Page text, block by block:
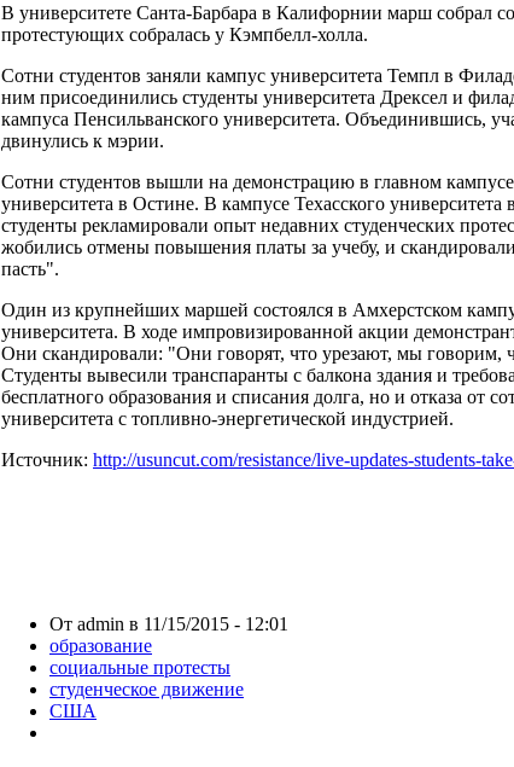
В университете Санта-Барбара в Калифорнии марш собрал
протестующих собралась у Кэмпбелл-холла.
Сотни студентов заняли кампус университета Темпл в
ним присоединились студенты университета Дрексел и
кампуса Пенсильванского университета. Объединившись,
двинулись к мэрии.
Сотни студентов вышли на демонстрацию в главном кампусе
университета в Остине. В кампусе Техасского
студенты рекламировали опыт недавних студенческих
жобились отмены повышения платы за учебу, и
пасть".
Один из крупнейших маршей состоялся в Амхерстском
университета. В ходе импровизированной акции
Они скандировали: "Они говорят, что урезают, мы говорим,
Студенты вывесили транспаранты с балкона здания и
бесплатного образования и списания долга, но и отказа от
университета с топливно-энергетической индустрией.
Источник: http://usuncut.com/resistance/live-updates-students-
От admin в 11/15/2015 - 12:01
образование
социальные протесты
студенческое движение
США